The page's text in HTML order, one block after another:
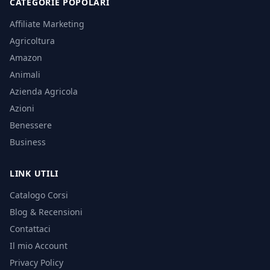
CATEGORIE POPOLARI
Affiliate Marketing
Agricoltura
Amazon
Animali
Azienda Agricola
Azioni
Benessere
Business
LINK UTILI
Catalogo Corsi
Blog & Recensioni
Contattaci
Il mio Account
Privacy Policy